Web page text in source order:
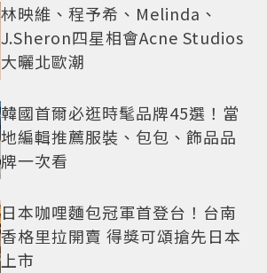
林映維、程予希、Melinda、
J.Sheron四星相會Acne Studios
大曬北歐潮
韓國首爾必逛時髦品牌45選！當
地編輯推薦服裝、包包、飾品品
牌一次看
日本咖哩麵包冠軍首登台！台南
香格里拉開賣 得獎可頌搶先日本
上市